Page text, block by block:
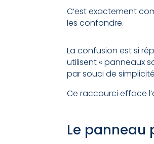
C’est exactement
les confondre.
La confusion est si
utilisent « panneaux
par souci de
Ce raccourci efface
Le panneau